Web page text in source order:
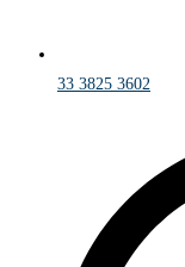
33 3825 3602